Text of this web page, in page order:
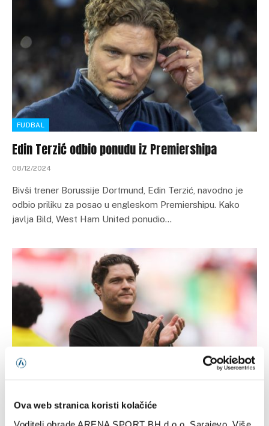
Ova web stranica koristi kolačiće
FUDBAL
Edin Terzić odbio ponudu iz Premiershipa
08/12/2024
Bivši trener Borussije Dortmund, Edin Terzić, navodno je
odbio priliku za posao u engleskom Premiershipu. Kako
javlja Bild, West Ham United ponudio…
FUDBAL
Engleski tim razmatra angažman Edina Terzića
05/12/2024